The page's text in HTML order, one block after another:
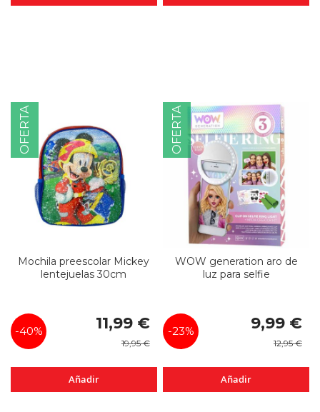
OFERTA
Mochila preescolar Mickey
lentejuelas 30cm
-40%
Precio
especial
11,99 €
19,95 €
Añadir
OFERTA
WOW generation aro de
luz para selfie
-23%
Precio
especial
9,99 €
12,95 €
Añadir